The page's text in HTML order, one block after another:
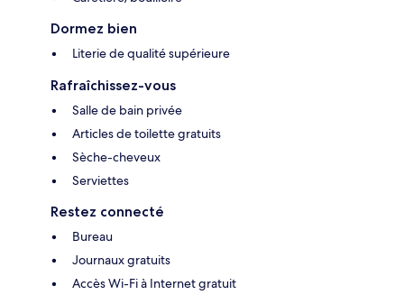
Dormez bien
Literie de qualité supérieure
Rafraîchissez-vous
Salle de bain privée
Articles de toilette gratuits
Sèche-cheveux
Serviettes
Restez connecté
Bureau
Journaux gratuits
Accès Wi-Fi à Internet gratuit